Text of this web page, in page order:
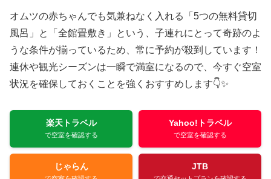
オムツの赤ちゃんでも気兼ねなく入れる「5つの無料貸切
風呂」と「全館畳敷き」という、子連れにとって奇跡のよ
うな条件が揃っているため、常に予約が殺到しています！
連休や観光シーズンは一瞬で満室になるので、今すぐ空室
状況を確保しておくことを強くおすすめします👇✨
楽天トラベル
で空室を確認する
Yahoo!トラベル
で空室を確認する
じゃらん JTB